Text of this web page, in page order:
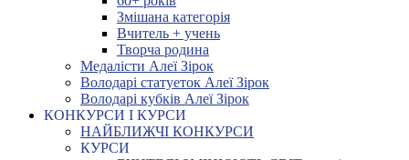
Змішана категорія
Вчитель + учень
Творча родина
Медалісти Алеї Зірок
Володарі статуеток Алеї Зірок
Володарі кубків Алеї Зірок
КОНКУРСИ І КУРСИ
НАЙБЛИЖЧІ КОНКУРСИ
КУРСИ